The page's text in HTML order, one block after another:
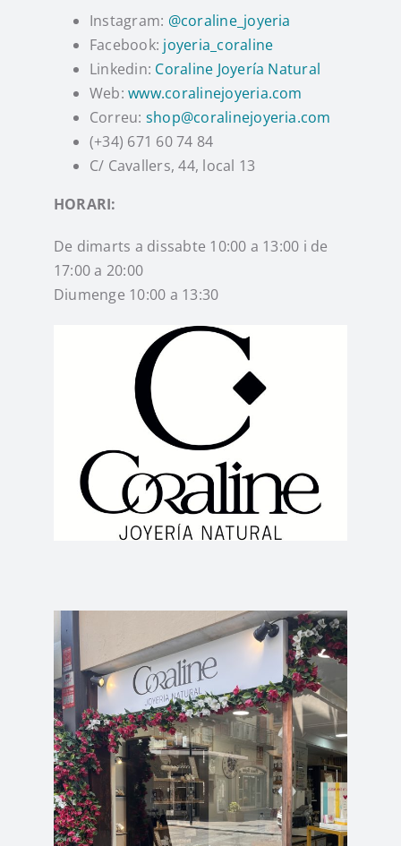
Instagram
Instagram: @coraline_joyeria
Facebook: joyeria_coraline
Linkedin: Coraline Joyería Natural
Web:www.coralinejoyeria.com
Correu: shop@coralinejoyeria.com
(+34) 671 60 74 84
C/ Cavallers, 44, local 13
HORARI:
De dimarts a dissabte 10:00 a 13:00 i de
17:00 a 20:00
Diumenge 10:00 a 13:30